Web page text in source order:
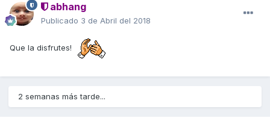
abhang
Publicado 3 de Abril del 2018
Que la disfrutes!
2 semanas más tarde...